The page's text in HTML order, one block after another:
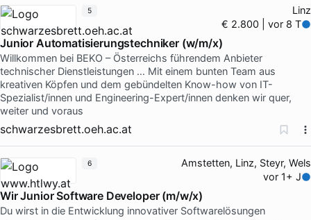
Linz
€ 2.800 | vor 8 T
Junior Automatisierungstechniker (w/m/x)
Willkommen bei BEKO – Österreichs führendem Anbieter
technischer Dienstleistungen … Mit einem bunten Team aus
kreativen Köpfen und dem gebündelten Know-how von IT-
Spezialist/innen und Engineering-Expert/innen denken wir quer,
weiter und voraus
schwarzesbrett.oeh.ac.at
5
Amstetten, Linz, Steyr, Wels
vor 1+ J
Wir Junior Software Developer (m/w/x)
Du wirst in die Entwicklung innovativer Softwarelösungen
6